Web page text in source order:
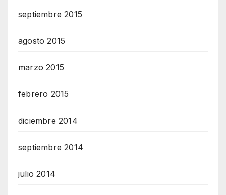
septiembre 2015
agosto 2015
marzo 2015
febrero 2015
diciembre 2014
septiembre 2014
julio 2014